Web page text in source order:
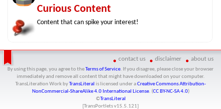
Curious Content
Content that can spike your interest!
contact us disclaimer about us
By using this page, you agree to theTerms of Service. If you disagree, please close your browser
immediately and remove all content that might have downloaded on your computer.
TransLiteration Work byTransLiteral is licensed under aCreative Commons Attribution-
NonCommercial-ShareAlike 4.0 International License. (CC BY-NC-SA 4.0)
©TransLiteral
[TransPortlets v15.5.121]